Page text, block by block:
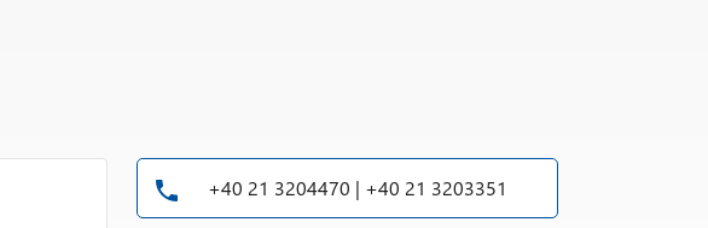
+40 21 3204470 | +40 21 3203351